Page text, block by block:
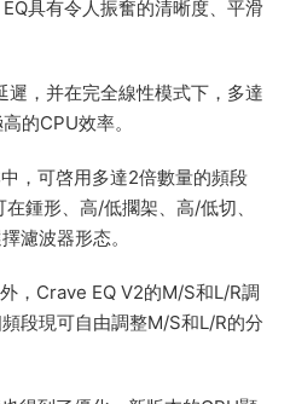
具有令人振奮的清晰度、平滑
遲，并在完全線性模式下，多達
的CPU效率。
，可啓用多達2倍數量的頻段
鍾形、高/低擱架、高/低切、
濾波器形态。
，Crave EQ V2的M/S和L/R調
段現可自由調整M/S和L/R的分